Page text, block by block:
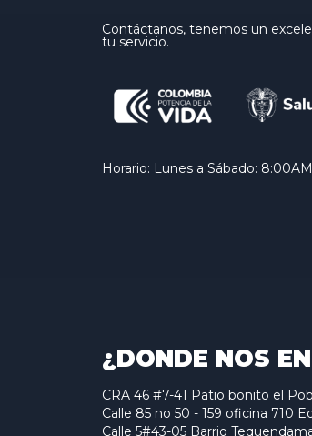
Contáctanos, tenemos un
tu servicio.
Horario: Lunes a Sábado:
¿DONDE NOS
CRA 46 #7-41 Patio bonito el
Calle 85 no 50 - 159 oficina 710
Calle 5#43-05 Barrio